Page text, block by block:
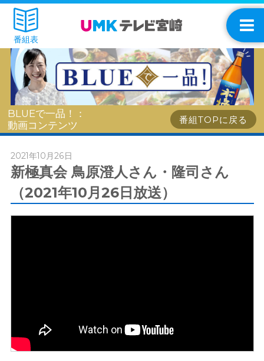
番組表
BLUEで一品！：
動画コンテンツ
番組TOPに戻る
2021年10月26日
新極真会 鳥原澄人さん・隆司さん
（2021年10月26日放送）